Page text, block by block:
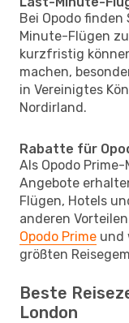
Bei Opodo
Minute-Flügen
kurzfristig
machen,
in Vereinigtes
Nordirland.
Rabatte für
Als Opodo
Angebote
Flügen, Hotels
anderen
Opodo Prime und
größten
Beste
London